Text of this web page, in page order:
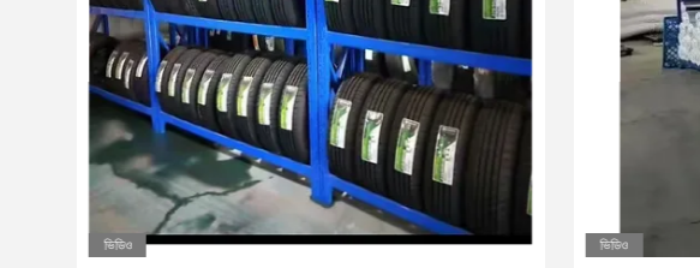
ভিডিও ভিডিও